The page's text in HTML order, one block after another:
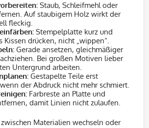
Staub, Schleifmehl oder
Auf staubigem Holz wirkt der
fleckig.
Stempelplatte kurz und
Kissen drücken, nicht „wippen“.
Gerade ansetzen, gleichmäßiger
Bei großen Motiven lieber
Untergrund arbeiten.
Gestapelte Teile erst
der Abdruck nicht mehr schmiert.
Farbreste an Platte und
damit Linien nicht zulaufen.
Materialien wechseln oder